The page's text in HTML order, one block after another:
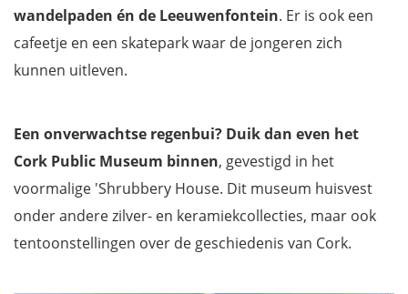
wandelpaden én de Leeuwenfontein. Er is ook een
cafeetje en een skatepark waar de jongeren zich
kunnen uitleven.
Een onverwachtse regenbui? Duik dan even het
Cork Public Museum binnen, gevestigd in het
voormalige 'Shrubbery House. Dit museum huisvest
onder andere zilver- en keramiekcollecties, maar ook
tentoonstellingen over de geschiedenis van Cork.